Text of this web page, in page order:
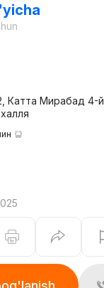
Катта Мирабад 4-й